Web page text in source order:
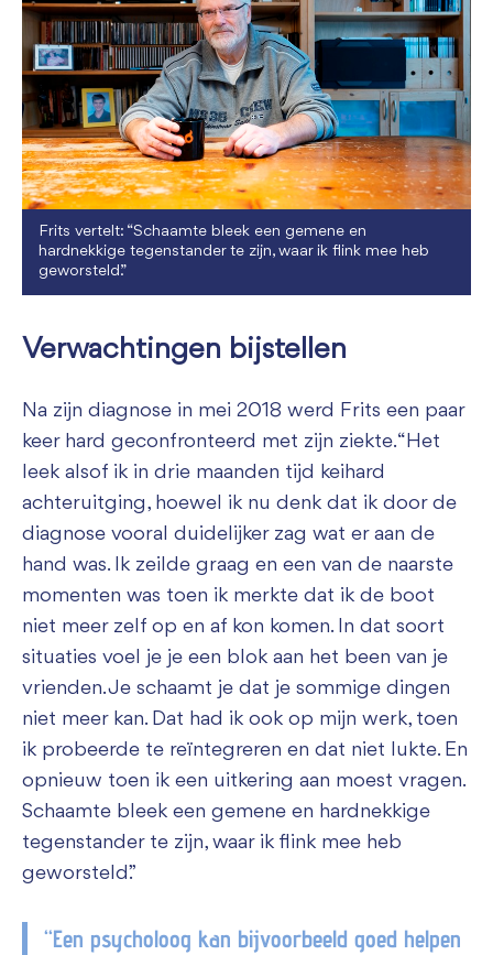
Frits vertelt: “Schaamte bleek een gemene en
hardnekkige tegenstander te zijn, waar ik flink mee heb
geworsteld.”
Verwachtingen bijstellen
Na zijn diagnose in mei 2018 werd Frits een paar
keer hard geconfronteerd met zijn ziekte. “Het
leek alsof ik in drie maanden tijd keihard
achteruitging, hoewel ik nu denk dat ik door de
diagnose vooral duidelijker zag wat er aan de
hand was. Ik zeilde graag en een van de naarste
momenten was toen ik merkte dat ik de boot
niet meer zelf op en af kon komen. In dat soort
situaties voel je je een blok aan het been van je
vrienden. Je schaamt je dat je sommige dingen
niet meer kan. Dat had ik ook op mijn werk, toen
ik probeerde te reïntegreren en dat niet lukte. En
opnieuw toen ik een uitkering aan moest vragen.
Schaamte bleek een gemene en hardnekkige
tegenstander te zijn, waar ik flink mee heb
geworsteld.”
“Een psycholoog kan bijvoorbeeld goed helpen